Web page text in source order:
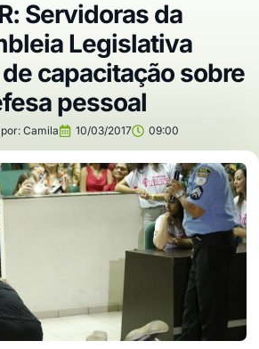
Servidoras da
Legislativa
capacitação sobre
pessoal
Camila 10/03/2017 09:00